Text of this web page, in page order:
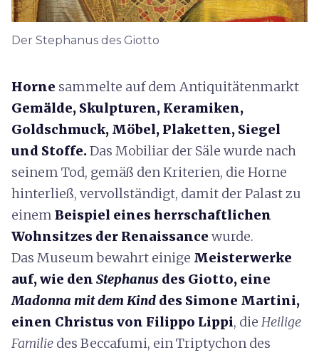
Der Stephanus des Giotto
Horne sammelte auf dem Antiquitätenmarkt
Gemälde, Skulpturen, Keramiken,
Goldschmuck, Möbel, Plaketten, Siegel
und Stoffe.Das Mobiliar der Säle wurde nach
seinem Tod, gemäß den Kriterien, die Horne
hinterließ, vervollständigt, damit der Palast zu
einem Beispiel eines herrschaftlichen
Wohnsitzes der Renaissance wurde.
Das Museum bewahrt einige Meisterwerke
auf, wie den Stephanus des Giotto, eine
Madonna mit dem Kind des Simone Martini,
einen Christus von Filippo Lippi, die Heilige
Familie des Beccafumi, ein Triptychon des